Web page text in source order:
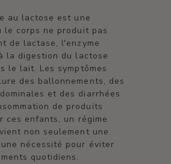
au lactose est une
le corps ne produit pas
de lactase, l'enzyme
la digestion du lactose
le lait. Les symptômes
des ballonnements, des
et des diarrhées
de produits
ces enfants, un régime
non seulement une
nécessité pour éviter
quotidiens.